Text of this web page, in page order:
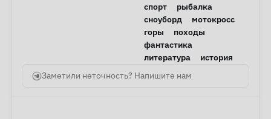
спорт
рыбалка
сноуборд
мотокросс
горы
походы
фантастика
литература
история
Заметили неточность? Напишите нам